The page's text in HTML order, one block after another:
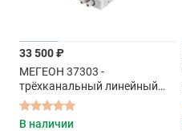
33 500 ₽
МЕГЕОН 37303 -
трёхканальный линейный
источник питания с
цифровым управлением
В наличии